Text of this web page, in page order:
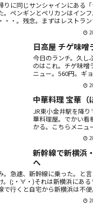
りに同じサンシャインにある
。ペンギンとペリカンはイン
・・。残念。まずはレストラ
日高屋 チゲ味噌
今日のランチ。久し
のはこれ。チゲ味噌
ニュー。560円。ギ
う。う～ん。いか
でも、辛いのが苦
ら、そんな...
中華料理 宝華（
JR東小金井駅を降
華料理屋。でかい看
かる。こちらメニュ
る。一品ものにラ
りの値段に。この
が高いよう...
新幹線で新横浜
へ
。急遽、新幹線に乗った。と
。(;・∀・)それは新横浜にあ
で行くと自宅から新横浜は不